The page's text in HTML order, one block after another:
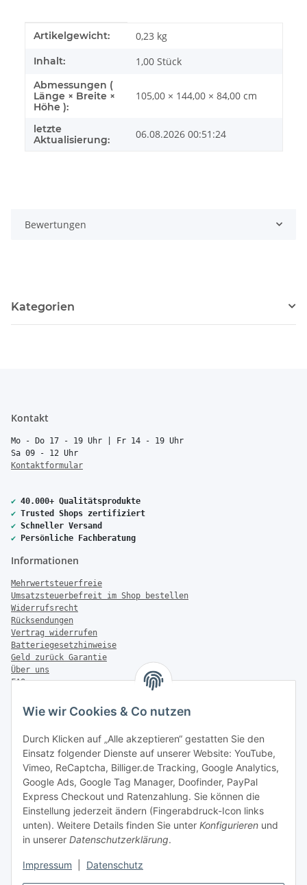
Wie wir Cookies & Co nutzen
Durch Klicken auf „Alle akzeptieren“ gestatten Sie den
Einsatz folgender Dienste auf unserer Website: YouTube,
Vimeo, ReCaptcha, Billiger.de Tracking, Google Analytics,
Google Ads, Google Tag Manager, Doofinder, PayPal
Express Checkout und Ratenzahlung. Sie können die
Einstellung jederzeit ändern (Fingerabdruck-Icon links
unten). Weitere Details finden Sie unter Konfigurieren und
in unserer Datenschutzerklärung.
Impressum Datenschutz
Produkteigenschaft
Wert
Artikelgewicht: 0,23 kg
Inhalt: 1,00 Stück
Abmessungen (
Länge × Breite ×
Höhe ):
105,00 × 144,00 × 84,00 cm
letzte
Aktualisierung:
06.08.2026 00:51:24
Bewertungen
Kategorien
Kontakt
Mo - Do 17 - 19 Uhr | Fr 14 - 19 Uhr
Sa 09 - 12 Uhr
Kontaktformular
✔ 40.000+ Qualitätsprodukte
✔ Trusted Shops zertifiziert
✔ Schneller Versand
✔ Persönliche Fachberatung
Informationen
Mehrwertsteuerfreie
Umsatzsteuerbefreit im Shop bestellen
Widerrufsrecht
Rücksendungen
Vertrag widerrufen
Batteriegesetzhinweise
Geld zurück Garantie
Über uns
FAQ
Zahlung & Versand
Versandinformationen
Sonstiges